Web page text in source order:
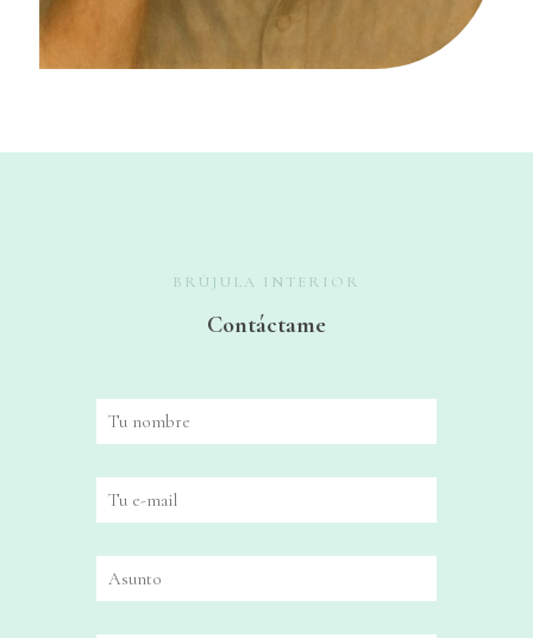
BRÚJULA INTERIOR
Contáctame